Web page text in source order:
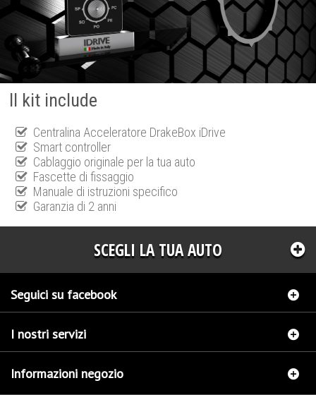
Il kit include
Centralina Acceleratore DrakeBox iDrive
Smart controller
Cablaggio originale per la tua auto
Fascette di fissaggio
Manuale di istruzioni specifico
Garanzia di 2 anni
SCEGLI LA TUA AUTO
Seguici su facebook
I nostri servizi
Informazioni negozio